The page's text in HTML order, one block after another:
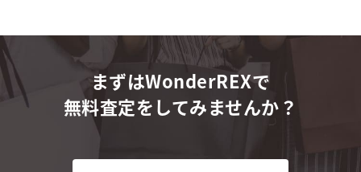
まずはWonderREXで
無料査定をしてみませんか？